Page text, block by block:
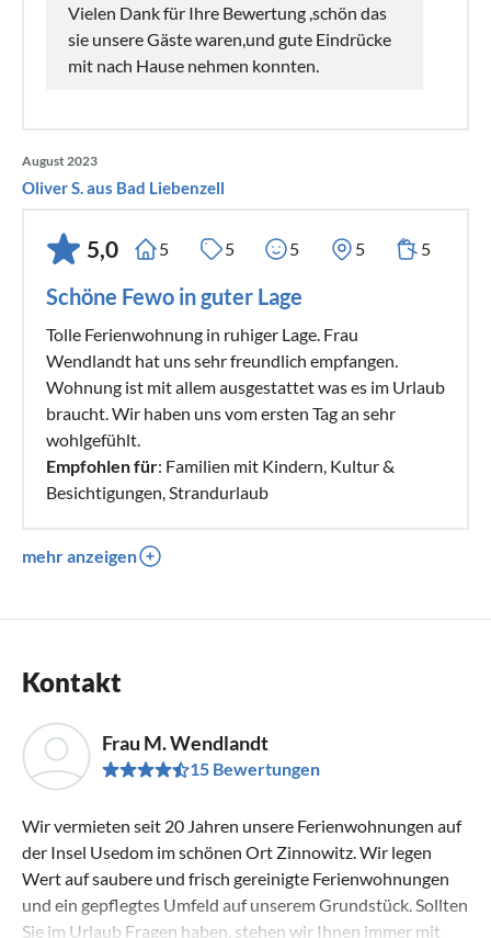
Vielen Dank für Ihre Bewertung ,schön das
sie unsere Gäste waren,und gute Eindrücke
mit nach Hause nehmen konnten.
August 2023
Oliver S. aus Bad Liebenzell
5,0 5 5 5 5 5
Schöne Fewo in guter Lage
Tolle Ferienwohnung in ruhiger Lage. Frau
Wendlandt hat uns sehr freundlich empfangen.
Wohnung ist mit allem ausgestattet was es im Urlaub
braucht. Wir haben uns vom ersten Tag an sehr
wohlgefühlt.
Empfohlen für: Familien mit Kindern, Kultur &
Besichtigungen, Strandurlaub
mehr anzeigen
Kontakt
Frau M. Wendlandt
15 Bewertungen
Wir vermieten seit 20 Jahren unsere Ferienwohnungen auf
der Insel Usedom im schönen Ort Zinnowitz. Wir legen
Wert auf saubere und frisch gereinigte Ferienwohnungen
und ein gepflegtes Umfeld auf unserem Grundstück. Sollten
Sie im Urlaub Fragen haben, stehen wir Ihnen immer mit